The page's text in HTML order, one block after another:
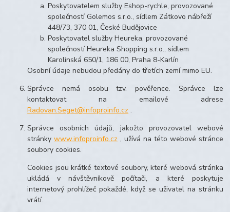
Poskytovatelem služby Eshop-rychle, provozované
společností Golemos s.r.o., sídlem Zátkovo nábřeží
448/73, 370 01, České Budějovice
Poskytovatel služby Heureka, provozované
společností Heureka Shopping s.r.o., sídlem
Karolinská 650/1, 186 00, Praha 8-Karlín
Osobní údaje nebudou předány do třetích zemí mimo EU.
Správce nemá osobu tzv. pověřence. Správce lze
kontaktovat na emailové adrese
Radovan.Seget@infoproinfo.cz .
Správce osobních údajů, jakožto provozovatel webové
stránkywww.infoproinfo.cz , užívá na této webové stránce
soubory cookies.
Cookies jsou krátké textové soubory, které webová stránka
ukládá v návštěvníkově počítači, a které poskytuje
internetový prohlížeč pokaždé, když se uživatel na stránku
vrátí.